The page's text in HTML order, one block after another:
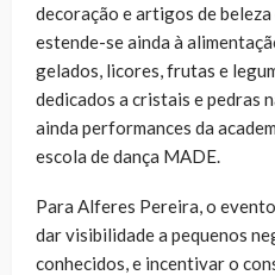
decoração e artigos de
estende-se ainda à
gelados, licores, frutas e
dedicados a cristais e pedras
ainda performances da
escola de dança MADE.
Para Alferes Pereira, o
dar visibilidade a pequenos
conhecidos, e incentivar o